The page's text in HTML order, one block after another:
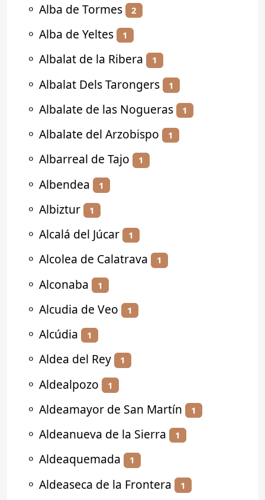
⚬ Alba de Tormes 2
⚬ Alba de Yeltes 1
⚬ Albalat de la Ribera 1
⚬ Albalat Dels Tarongers 1
⚬ Albalate de las Nogueras 1
⚬ Albalate del Arzobispo 1
⚬ Albarreal de Tajo 1
⚬ Albendea 1
⚬ Albiztur 1
⚬ Alcalá del Júcar 1
⚬ Alcolea de Calatrava 1
⚬ Alconaba 1
⚬ Alcudia de Veo 1
⚬ Alcúdia 1
⚬ Aldea del Rey 1
⚬ Aldealpozo 1
⚬ Aldeamayor de San Martín 1
⚬ Aldeanueva de la Sierra 1
⚬ Aldeaquemada 1
⚬ Aldeaseca de la Frontera 1